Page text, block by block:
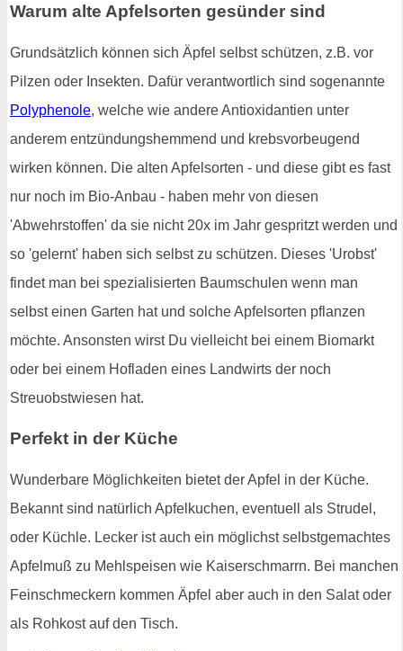
Warum alte Apfelsorten gesünder sind
Grundsätzlich können sich Äpfel selbst schützen, z.B. vor
Pilzen oder Insekten. Dafür verantwortlich sind sogenannte
Polyphenole, welche wie andere Antioxidantien unter
anderem entzündungshemmend und krebsvorbeugend
wirken können. Die alten Apfelsorten - und diese gibt es fast
nur noch im Bio-Anbau - haben mehr von diesen
'Abwehrstoffen' da sie nicht 20x im Jahr gespritzt werden und
so 'gelernt' haben sich selbst zu schützen. Dieses 'Urobst'
findet man bei spezialisierten Baumschulen wenn man
selbst einen Garten hat und solche Apfelsorten pflanzen
möchte. Ansonsten wirst Du vielleicht bei einem Biomarkt
oder bei einem Hofladen eines Landwirts der noch
Streuobstwiesen hat.
Perfekt in der Küche
Wunderbare Möglichkeiten bietet der Apfel in der Küche.
Bekannt sind natürlich Apfelkuchen, eventuell als Strudel,
oder Küchle. Lecker ist auch ein möglichst selbstgemachtes
Apfelmuß zu Mehlspeisen wie Kaiserschmarrn. Bei manchen
Feinschmeckern kommen Äpfel aber auch in den Salat oder
als Rohkost auf den Tisch.